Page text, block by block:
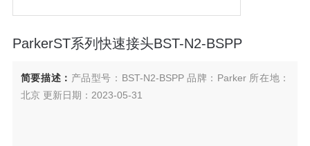
ParkerST系列快速接头BST-N2-BSPP
简要描述： 产品型号：BST-N2-BSPP 品牌：Parker 所在地：
北京 更新日期：2023-05-31